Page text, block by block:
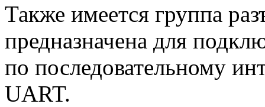
Также имеется группа
предназначена для
по последовательному
UART.